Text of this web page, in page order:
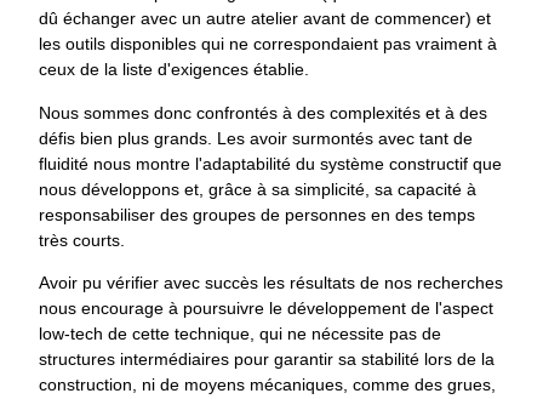
dû échanger avec un autre atelier avant de commencer) et
les outils disponibles qui ne correspondaient pas vraiment à
ceux de la liste d'exigences établie.
Nous sommes donc confrontés à des complexités et à des
défis bien plus grands. Les avoir surmontés avec tant de
fluidité nous montre l'adaptabilité du système constructif que
nous développons et, grâce à sa simplicité, sa capacité à
responsabiliser des groupes de personnes en des temps
très courts.
Avoir pu vérifier avec succès les résultats de nos recherches
nous encourage à poursuivre le développement de l'aspect
low-tech de cette technique, qui ne nécessite pas de
structures intermédiaires pour garantir sa stabilité lors de la
construction, ni de moyens mécaniques, comme des grues,